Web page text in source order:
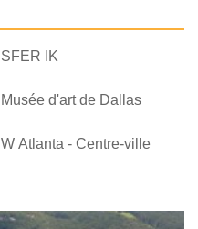
SFER IK
Musée d'art de Dallas
W Atlanta - Centre-ville